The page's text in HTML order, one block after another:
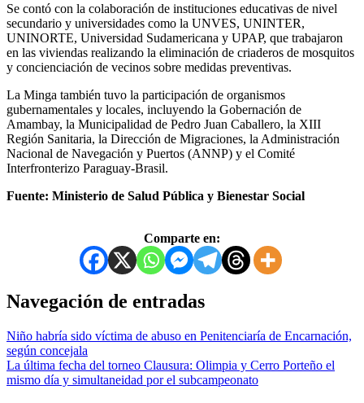
Se contó con la colaboración de instituciones educativas de nivel
secundario y universidades como la UNVES, UNINTER,
UNINORTE, Universidad Sudamericana y UPAP, que trabajaron
en las viviendas realizando la eliminación de criaderos de mosquitos
y concienciación de vecinos sobre medidas preventivas.
La Minga también tuvo la participación de organismos
gubernamentales y locales, incluyendo la Gobernación de
Amambay, la Municipalidad de Pedro Juan Caballero, la XIII
Región Sanitaria, la Dirección de Migraciones, la Administración
Nacional de Navegación y Puertos (ANNP) y el Comité
Interfronterizo Paraguay-Brasil.
Fuente: Ministerio de Salud Pública y Bienestar Social
Comparte en:
Navegación de entradas
Niño habría sido víctima de abuso en Penitenciaría de Encarnación,
según concejala
La última fecha del torneo Clausura: Olimpia y Cerro Porteño el
mismo día y simultaneidad por el subcampeonato